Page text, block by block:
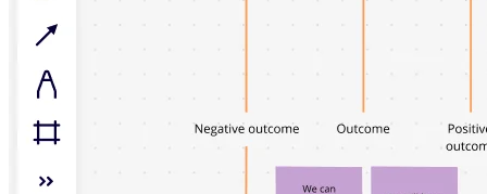
KI-Playbooks entdecken
Im Miroverse umschauen
Brainstorming
Mindmaps